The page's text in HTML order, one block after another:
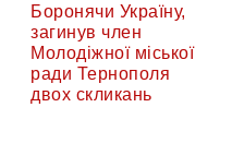
Боронячи Україну,
загинув член
Молодіжної міської
ради Тернополя
двох скликань